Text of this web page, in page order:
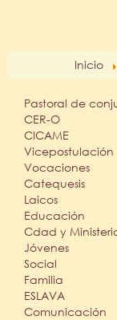
Inicio
Pastoral de
CER-O
CICAME
Vicepostulación
Vocaciones
Catequesis
Laicos
Educación
Cdad y
Jóvenes
Social
Familia
ESLAVA
Comunicación